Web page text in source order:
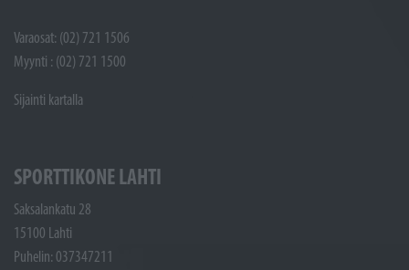
Varaosat: (02) 721 1506
Myynti : (02) 721 1500
Sijainti kartalla
SPORTTIKONE LAHTI
Saksalankatu 28
15100 Lahti
Puhelin: 037347211